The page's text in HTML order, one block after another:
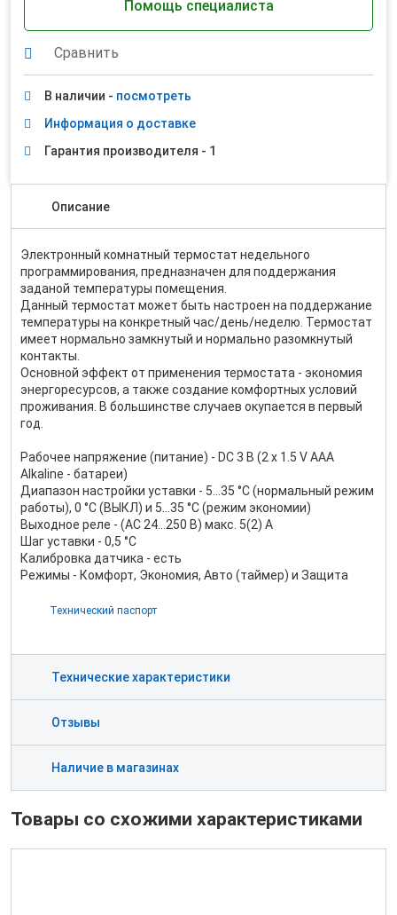
Помощь специалиста
Сравнить
В наличии - посмотреть
Информация о доставке
Гарантия производителя - 1
Описание
Электронный комнатный термостат недельного
программирования, предназначен для поддержания
заданой температуры помещения.
Данный термостат может быть настроен на поддержание
температуры на конкретный час/день/неделю. Термостат
имеет нормально замкнутый и нормально разомкнутый
контакты.
Основной эффект от применения термостата - экономия
энергоресурсов, а также создание комфортных условий
проживания. В большинстве случаев окупается в первый
год.
Рабочее напряжение (питание) - DC 3 В (2 x 1.5 V AAA
Alkaline - батареи)
Диапазон настройки уставки - 5…35 °C (нормальный режим
работы), 0 °C (ВЫКЛ) и 5…35 °C (режим экономии)
Выходное реле - (AC 24…250 В) макс. 5(2) A
Шаг уставки - 0,5 °C
Калибровка датчика - есть
Режимы - Комфорт, Экономия, Авто (таймер) и Защита
Технический паспорт
Технические характеристики
Отзывы
Наличие в магазинах
Товары со схожими характеристиками